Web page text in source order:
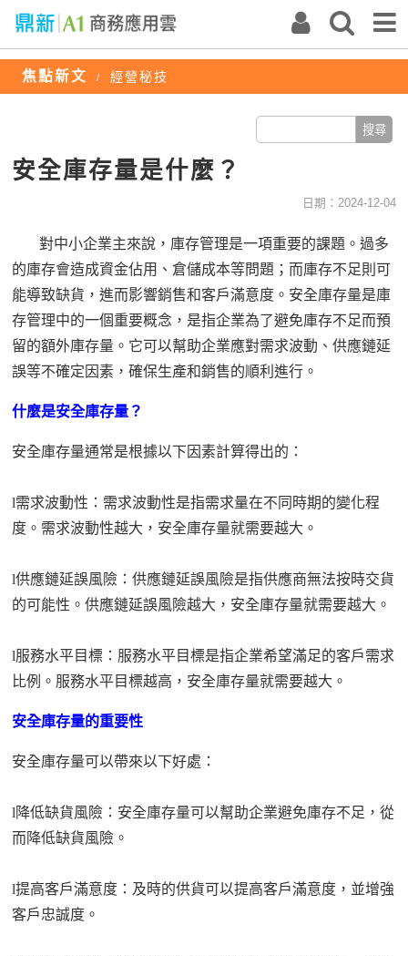
焦點新文 / 經營秘技
安全庫存量是什麼？
日期：2024-12-04
對中小企業主來說，庫存管理是一項重要的課題。過多
的庫存會造成資金佔用、倉儲成本等問題；而庫存不足則可
能導致缺貨，進而影響銷售和客戶滿意度。安全庫存量是庫
存管理中的一個重要概念，是指企業為了避免庫存不足而預
留的額外庫存量。它可以幫助企業應對需求波動、供應鏈延
誤等不確定因素，確保生產和銷售的順利進行。
什麼是安全庫存量？
安全庫存量通常是根據以下因素計算得出的：
l需求波動性：需求波動性是指需求量在不同時期的變化程
度。需求波動性越大，安全庫存量就需要越大。
l供應鏈延誤風險：供應鏈延誤風險是指供應商無法按時交貨
的可能性。供應鏈延誤風險越大，安全庫存量就需要越大。
l服務水平目標：服務水平目標是指企業希望滿足的客戶需求
比例。服務水平目標越高，安全庫存量就需要越大。
安全庫存量的重要性
安全庫存量可以帶來以下好處：
l 降低缺貨風險：安全庫存量可以幫助企業避免庫存不足，從
而降低缺貨風險。
l提高客戶滿意度：及時的供貨可以提高客戶滿意度，並增強
客戶忠誠度。